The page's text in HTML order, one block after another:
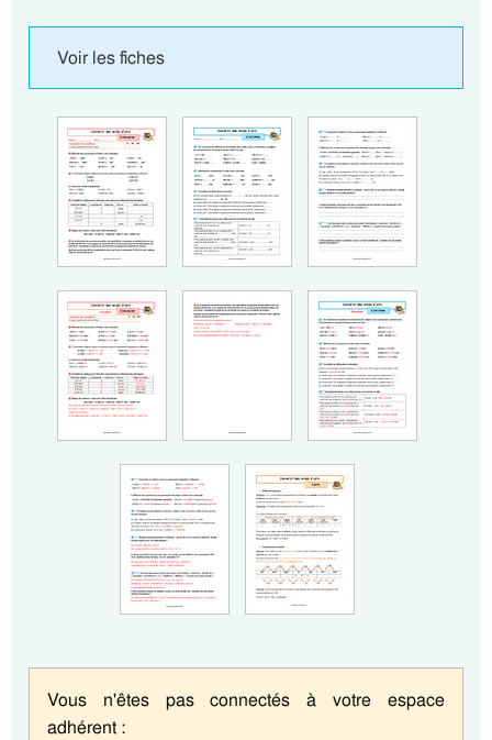
Voir les fiches
Vous n'êtes pas connectés à votre espace
adhérent :